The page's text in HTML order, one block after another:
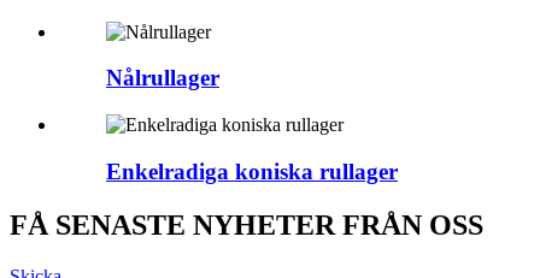
Nålrullager
Enkelradiga koniska rullager
FÅ SENASTE NYHETER FRÅN OSS